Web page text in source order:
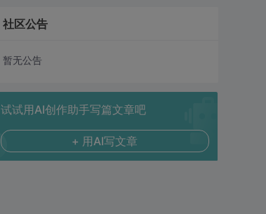
社区公告
暂无公告
试试用AI创作助手写篇文章吧
+ 用AI写文章